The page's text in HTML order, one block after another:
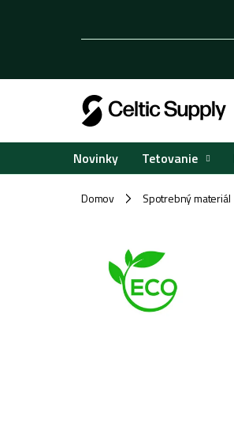
Novinky Tetovanie
Domov / Spotrebný materiál